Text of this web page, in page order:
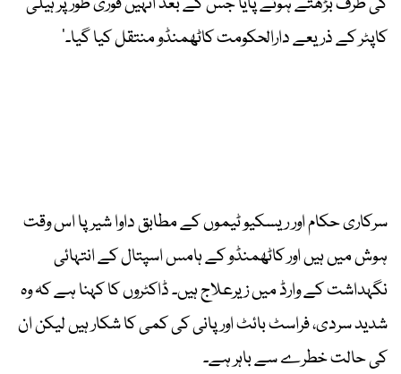
کاپٹر کے ذریعے دارالحکومت کاٹھمنڈو منتقل کیا گیا۔‘
سرکاری حکام اور ریسکیو ٹیموں کے مطابق داوا شیرپا اس وقت
ہوش میں ہیں اور کاٹھمنڈو کے ہامس اسپتال کے انتہائی
نگہداشت کے وارڈ میں زیرعلاج ہیں۔ ڈاکٹروں کا کہنا ہے کہ وہ
شدید سردی، فراسٹ بائٹ اور پانی کی کمی کا شکار ہیں لیکن ان
کی حالت خطرے سے باہر ہے۔